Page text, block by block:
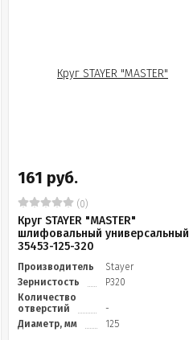
161 руб.
(0)
Круг STAYER "MASTER"
шлифовальный универсальный
35453-125-320
Производитель
Stayer
Зернистость
Р320
Количество
отверстий
-
Диаметр, мм
125